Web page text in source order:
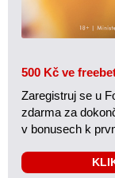
500 Kč ve
Zaregistruj se u
zdarma za
v bonusech k